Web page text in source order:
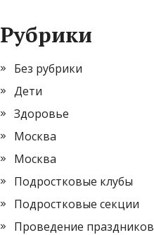
Рубрики
Без рубрики
Дети
Здоровье
Москва
Москва
Подростковые клубы
Подростковые секции
Проведение праздников